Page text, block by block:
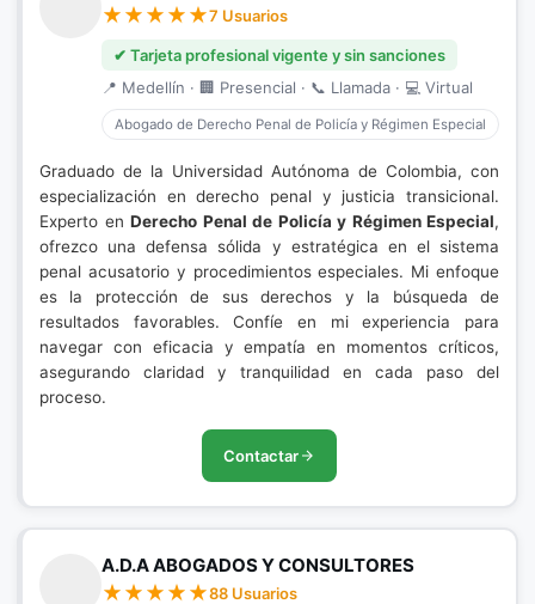
7 Usuarios
✔ Tarjeta profesional vigente y sin sanciones
📍 Medellín · 🏢 Presencial · 📞 Llamada · 💻 Virtual
Abogado de Derecho Penal de Policía y Régimen Especial
Graduado de la Universidad Autónoma de Colombia, con
especialización en derecho penal y justicia transicional.
Experto en Derecho Penal de Policía y Régimen Especial,
ofrezco una defensa sólida y estratégica en el sistema
penal acusatorio y procedimientos especiales. Mi enfoque
es la protección de sus derechos y la búsqueda de
resultados favorables. Confíe en mi experiencia para
navegar con eficacia y empatía en momentos críticos,
asegurando claridad y tranquilidad en cada paso del
proceso.
Contactar
A.D.A ABOGADOS Y CONSULTORES
88 Usuarios